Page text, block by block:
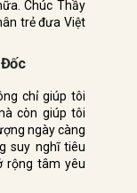
Chúc Thầy
trẻ đưa Việt
Đốc
chỉ giúp tôi
còn giúp tôi
ngày càng
suy nghĩ tiêu
rộng tâm yêu